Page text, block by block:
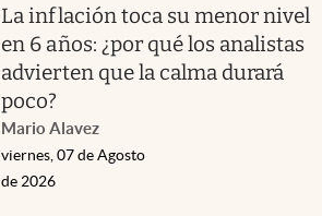
La inflación toca su menor nivel
en 6 años: ¿por qué los analistas
advierten que la calma durará
poco?
Mario Alavez
viernes, 07 de Agosto
de 2026